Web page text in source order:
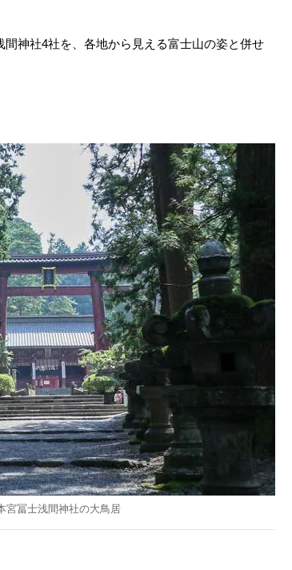
神社4社を、各地から見える富士山の姿と併せ
宮冨士浅間神社の大鳥居